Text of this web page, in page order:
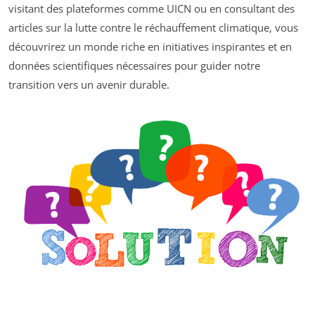
visitant des plateformes comme UICN ou en consultant des
articles sur la lutte contre le réchauffement climatique, vous
découvrirez un monde riche en initiatives inspirantes et en
données scientifiques nécessaires pour guider notre
transition vers un avenir durable.